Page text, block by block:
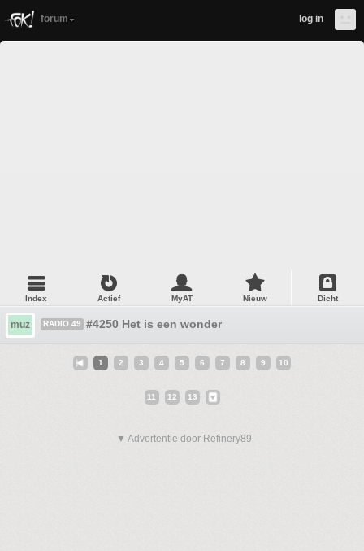
forum log in
Index Actief MyAT Nieuw Dicht
muz RADIO 49 #4250 Het is een wonder
1 2 3 4 5 6 7 8 9 10
11 12 13
▼ Advertentie door Refinery89